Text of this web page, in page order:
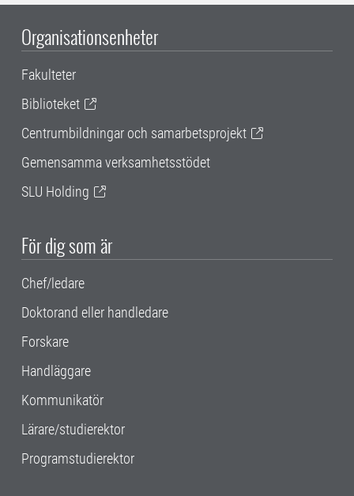
Organisationsenheter
Fakulteter
Biblioteket
Centrumbildningar och samarbetsprojekt
Gemensamma verksamhetsstödet
SLU Holding
För dig som är
Chef/ledare
Doktorand eller handledare
Forskare
Handläggare
Kommunikatör
Lärare/studierektor
Programstudierektor